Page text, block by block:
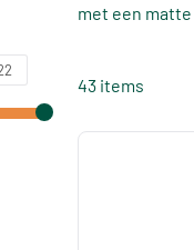
met een
43 items